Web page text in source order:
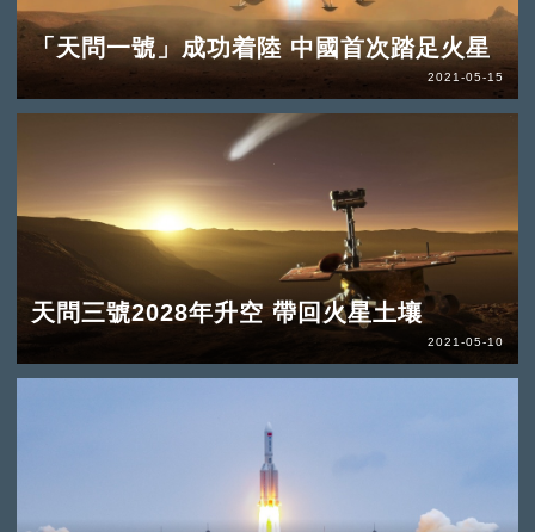
「天問一號」成功着陸 中國首次踏足火星
2021-05-15
天問三號2028年升空 帶回火星土壤
2021-05-10